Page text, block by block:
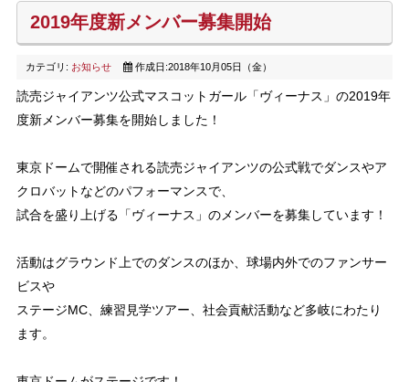
2019年度新メンバー募集開始
カテゴリ: お知らせ 作成日:2018年10月05日（金）
読売ジャイアンツ公式マスコットガール「ヴィーナス」の2019年
度新メンバー募集を開始しました！
東京ドームで開催される読売ジャイアンツの公式戦でダンスやア
クロバットなどのパフォーマンスで、
試合を盛り上げる「ヴィーナス」のメンバーを募集しています！
活動はグラウンド上でのダンスのほか、球場内外でのファンサー
ビスや
ステージMC、練習見学ツアー、社会貢献活動など多岐にわたり
ます。